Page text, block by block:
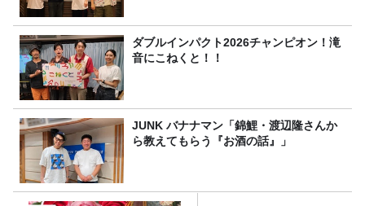
ダブルインパクト2026チャンピオン！滝
音にこねくと！！
JUNK バナナマン「錦鯉・渡辺隆さんか
ら教えてもらう『お酒の話』」